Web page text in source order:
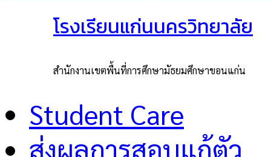
โรงเรียนแก่นนครวิทยาลัย
สำนักงานเขตพื้นที่การศึกษามัธยมศึกษาขอนแก่น
Student Care
ส่งผลการสอบแก้ตัว